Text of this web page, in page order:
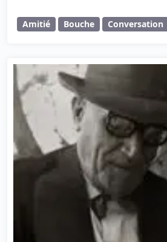
Amitié Bouche Conversation